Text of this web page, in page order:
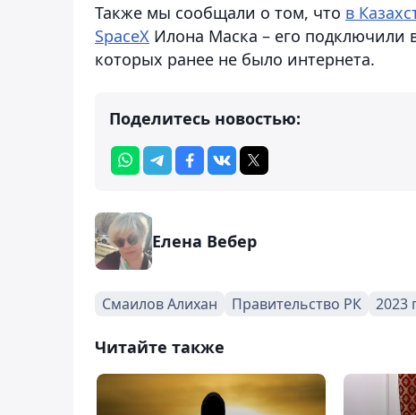
Также мы сообщали о том, что в
SpaceX Илона Маска – его подключили
которых ранее не было интернета.
Поделитесь новостью:
Елена Вебер
Смаилов Алихан Правительство РК 2023
Читайте также